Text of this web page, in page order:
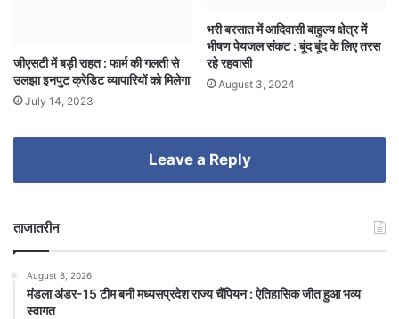
जीएसटी में बड़ी राहत : फार्म की गलती से
उलझा इनपुट क्रेडिट व्यापारियों को मिलेगा
July 14, 2023
भरी बरसात में आदिवासी बाहुल्य क्षेत्र में
भीषण पेयजल संकट : बूंद बूंद के लिए तरस
रहे रहवासी
August 3, 2024
Leave a Reply
ताजातरीन
August 8, 2026
मंडला अंडर-15 टीम बनी मध्यसप्रदेश राज्य चैंपियन : ऐतिहासिक जीत हुआ भव्य
स्वागत